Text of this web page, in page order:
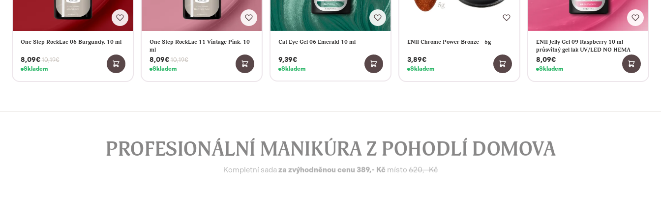
One Step RockLac 06 Burgundy, 10 ml
8,09€ 10,19€
Skladem
One Step RockLac 11 Vintage Pink, 10
ml
8,09€ 10,19€
Skladem
Cat Eye Gel 06 Emerald 10 ml
9,39€
Skladem
ENII Chrome Power Bronze - 5g
3,89€
Skladem
ENII Jelly Gel 09 Raspberry 10 ml -
průsvitný gel lak UV/LED NO HEMA
8,09€
Skladem
PROFESIONÁLNÍ MANIKÚRA Z POHODLÍ DOMOVA
Kompletní sada za zvýhodněnou cenu 389,- Kč místo 620,- Kč